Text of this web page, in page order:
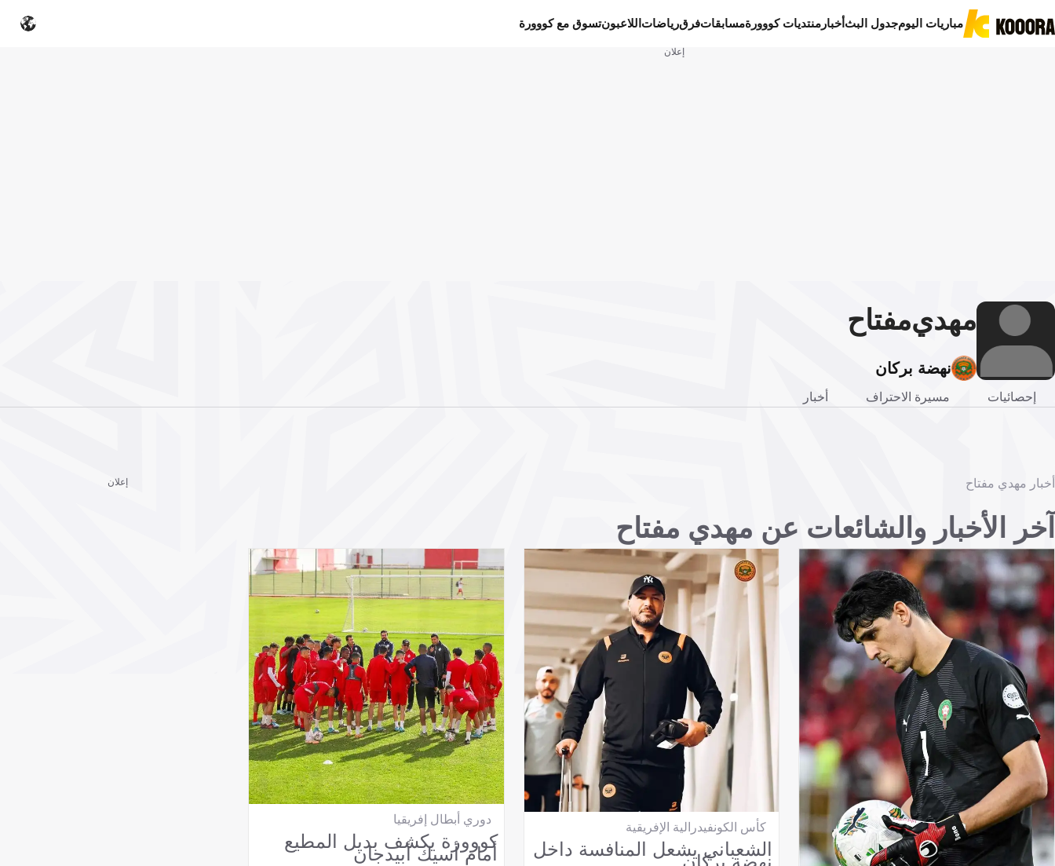
مباريات اليومجدول البثأخبار منتديات كووورةمسابقاتفرقرياضات اللاعبونتسوق مع كووورة
إعلان
مهديمفتاح
نهضة بركان
إحصائيات مسيرة الاحتراف أخبار
أخبار مهدي مفتاح
آخر الأخبار والشائعات عن مهدي مفتاح
كأس الكونفيدرالية الإفريقية
الشعباني يشعل المنافسة داخل
دوري أبطال إفريقيا
كووورة يكشف بديل المطيع
أمام أسيك أبيدجان
إعلان